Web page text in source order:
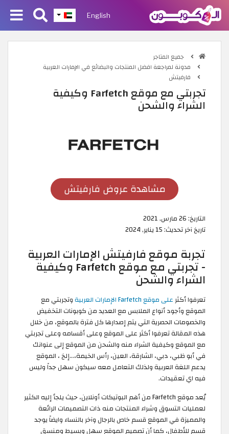
English
جميع المتاجر
مدونة لمراجعة افضل المنتجات والبضائع في الإمارات العربية
فارفيتش
تجربتي مع موقع Farfetch وكيفية
الشراء والشحن
مشاهدة عروض فارفيتش
التاريخ:26 مارس, 2021
تاريخ آخر تحديث:15 يناير, 2024
تجربة موقع فارفيتش الإمارات العربية
- تجربتي مع موقع Farfetch وكيفية
الشراء والشحن
تعرفوا أكثرعلى موقع Farfetch الإمارات العربية
وتجربتي مع
الموقع وأجود أنواع الملابس مع العديد من كوبونات التخفيض
والخصومات الحصرية التي يتم إصدارها كل فترة بالموقع، من خلال
هذه المقالة تعرفوا أكثر على الموقع وعلى أقسامه وعلى تجربتي
مع الموقع وكيفية الشراء منه والشحن من الموقع إلى عنوانك
في أبو ظبي، دبي، الشارقة، العين، رأس الخيمة،…إلخ ، الموقع
يدعم اللغة العربية ولذلك التعامل معه سيكون سهل جداً وليس
فيه اي تعقيدات.
يُعد موقع Farfetch من أهم البوتيكات أونلاين، حيث يلجأ إليه الكثير
لعمليات التسوق وشراء المنتجات منه ذات التصميمات الرائعة
والمميزة في الموقع قسم خاص بالرجال وآخر بالنساء وايضاً يوجد
قسم للأطفال، كما أن تصميم الموقع سهل وبسيط ومنسق